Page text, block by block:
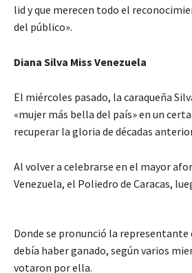
lid y que merecen todo el
del público».
Diana Silva Miss Venezuela
El miércoles pasado, la caraqueña
«mujer más bella del país» en un
recuperar la gloria de décadas
Al volver a celebrarse en el mayor
Venezuela, el Poliedro de Caracas,
Donde se pronunció la representante
debía haber ganado, según varios
votaron por ella.